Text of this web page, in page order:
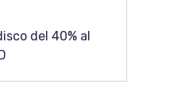
del 40% al